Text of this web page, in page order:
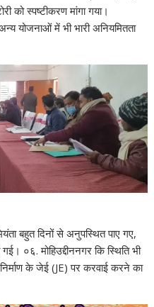
को स्पष्टीकरण मांगा गया।
योजनाओं में भी भारी अनियमितता
बहुत दिनों से अनुपस्थित पाए गए,
०६. मोहिउद्दीननगर कि स्थिति भी
के जेई (JE) पर करवाई करने का